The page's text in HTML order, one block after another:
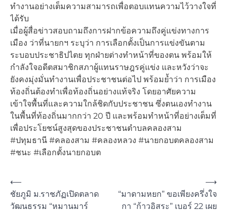
ทำงานอย่างเต็มความสามารถเพื่อตอบแทนความไว้วางใจที่
ได้รับ
เมื่อผู้สื่อข่าวสอบถามถึงการฝากข้อความถึงคู่แข่งทางการ
เมือง ว่าที่นายกฯ ระบุว่า การเลือกตั้งเป็นการแข่งขันตาม
ระบอบประชาธิปไตย ทุกฝ่ายต่างทำหน้าที่ของตน พร้อมให้
กำลังใจอดีตสมาชิกสภาผู้แทนราษฎรคู่แข่ง และหวังว่าจะ
ยังคงมุ่งมั่นทำงานเพื่อประชาชนต่อไป พร้อมย้ำว่า การเมือง
ท้องถิ่นต้องทำเพื่อท้องถิ่นอย่างแท้จริง โดยอาศัยความ
เข้าใจพื้นที่และความใกล้ชิดกับประชาชน ซึ่งตนเองทำงาน
ในพื้นที่ท้องถิ่นมากกว่า 20 ปี และพร้อมทำหน้าที่อย่างเต็มที่
เพื่อประโยชน์สูงสุดของประชาชนตำบลคลองสาม
#ปทุมธานี #คลองสาม #คลองหลวง #นายกอบตคลองสาม
#ชนะ #เลือกตั้งนายกอบต
Post
navigation
⟵
ชัยภูมิ ม.ราชภัฏเปิดตลาด
วัฒนธรรม “หมานมาร์
“มาดามหยก” ขอเพียงครึ่งใจ
กา “ก้าวอิสระ” เบอร์ 22 เผย
⟶